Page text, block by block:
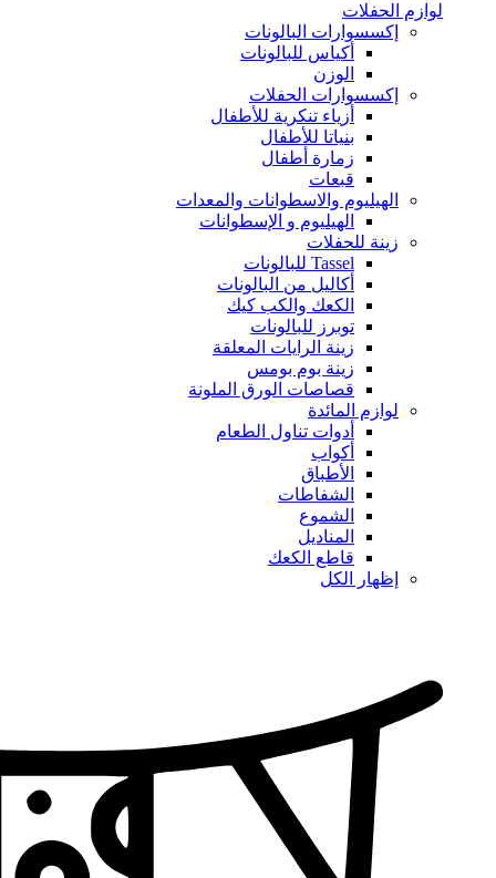
لوازم الحفلات
إكسسوارات البالونات
أكياس للبالونات
الوزن
إكسسوارات الحفلات
أزياء تنكرية للأطفال
بنياتا للأطفال
زمارة أطفال
قبعات
الهيليوم والاسطوانات والمعدات
الهيليوم و الإسطوانات
زينة للحفلات
Tassel للبالونات
أكاليل من البالونات
الكعك والكب كيك
توبرز للبالونات
زينة الرايات المعلقة
زينة بوم بومس
قصاصات الورق الملونة
لوازم المائدة
أدوات تناول الطعام
أكواب
الأطباق
الشفاطات
الشموع
المناديل
قاطع الكعك
إظهار الكل